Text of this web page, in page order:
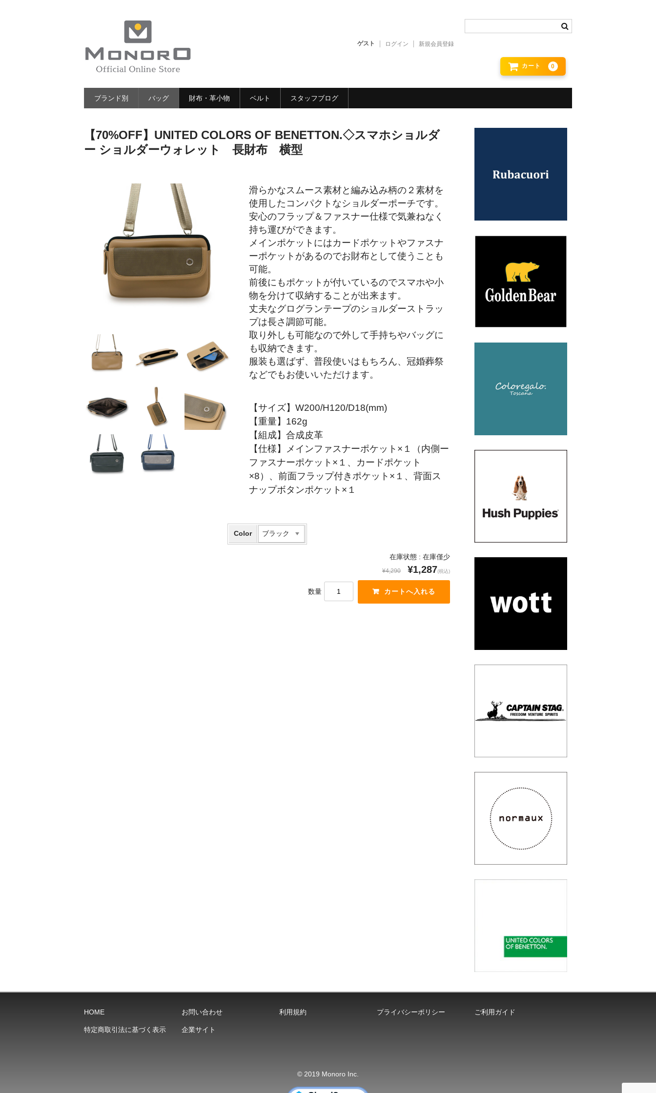
ゲスト ログイン 新規会員登録
カート 0
ブランド別 バッグ 財布・革小物 ベルト スタッフブログ
【70%OFF】UNITED COLORS OF BENETTON.◇スマホショルダ
ー ショルダーウォレット 長財布 横型
滑らかなスムース素材と編み込み柄の２素材を
使用したコンパクトなショルダーポーチです。
安心のフラップ＆ファスナー仕様で気兼ねなく
持ち運びができます。
メインポケットにはカードポケットやファスナ
ーポケットがあるのでお財布として使うことも
可能。
前後にもポケットが付いているのでスマホや小
物を分けて収納することが出来ます。
丈夫なグログランテープのショルダーストラッ
プは長さ調節可能。
取り外しも可能なので外して手持ちやバッグに
も収納できます。
服装も選ばず、普段使いはもちろん、冠婚葬祭
などでもお使いいただけます。
【サイズ】W200/H120/D18(mm)
【重量】162g
【組成】合成皮革
【仕様】メインファスナーポケット×１（内側ー
ファスナーポケット×１、カードポケット
×8）、前面フラップ付きポケット×１、背面ス
ナップボタンポケット×１
Color
在庫状態 : 在庫僅少
¥4,290 ¥1,287(税込)
数量
HOME お問い合わせ 利用規約 プライバシーポリシー ご利用ガイド
特定商取引法に基づく表示 企業サイト
© 2019 Monoro Inc.